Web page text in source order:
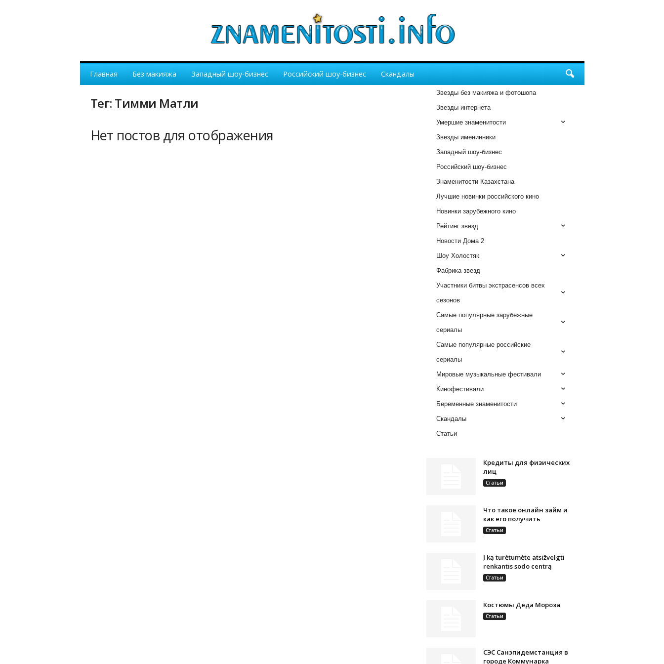
Главная Без макияжа Западный шоу-бизнес Российский шоу-бизнес Скандалы
Тег: Тимми Матли
Нет постов для отображения
Звезды без макияжа и фотошопа
Звезды интернета
Умершие знаменитости
Звезды именинники
Западный шоу-бизнес
Российский шоу-бизнес
Знаменитости Казахстана
Лучшие новинки российского кино
Новинки зарубежного кино
Рейтинг звезд
Новости Дома 2
Шоу Холостяк
Фабрика звезд
Участники битвы экстрасенсов всех
сезонов
Самые популярные зарубежные
сериалы
Самые популярные российские
сериалы
Мировые музыкальные фестивали
Кинофестивали
Беременные знаменитости
Скандалы
Статьи
Кредиты для физических
лиц
Статьи
Что такое онлайн займ и
как его получить
Статьи
Į ką turėtumėte atsižvelgti
renkantis sodo centrą
Статьи
Костюмы Деда Мороза
Статьи
СЭС Санэпидемстанция в
городе Коммунарка